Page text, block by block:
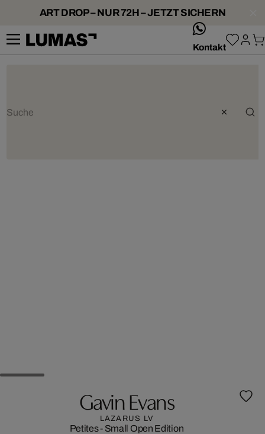
ART DROP – NUR 72H – JETZT SICHERN
Kontakt
Gavin Evans
LAZARUS LV
Petites - Small Open Edition